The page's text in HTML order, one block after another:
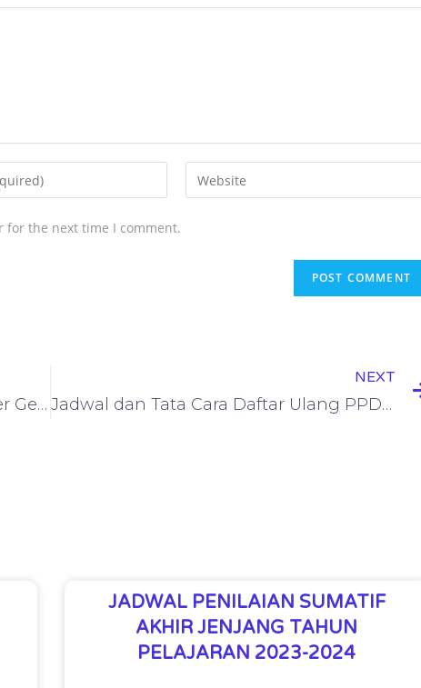
for the next time I comment.
Jadwal Pembagian Raport Semester Genap Tahun Ajaran 2020-2021
NEXT
Jadwal dan Tata Cara Daftar Ulang PPDB 2021 Tahap 2 SMAN Rancakalong
JADWAL PENILAIAN SUMATIF
AKHIR JENJANG TAHUN
PELAJARAN 2023-2024